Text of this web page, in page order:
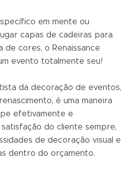
em mente ou
capas de cadeiras para
de cores, o Renaissance
evento totalmente seu!
da decoração de eventos,
é uma maneira
efetivamente e
do cliente sempre,
de decoração visual e
dentro do orçamento.